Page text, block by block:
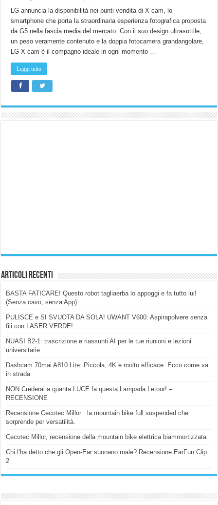
X
cam
disponibile
oggi
negozi
LG annuncia la disponibilità nei punti vendita di X cam, lo
smartphone che porta la straordinaria esperienza fotografica proposta
da G5 nella fascia media del mercato. Con il suo design ultrasottile,
un peso veramente contenuto e la doppia fotocamera grandangolare,
LG X cam è il compagno ideale in ogni momento …
Leggi tutto
Articoli Recenti
BASTA FATICARE! Questo robot tagliaerba lo appoggi e fa tutto lui!
(Senza cavo, senza App)
PULISCE e SI SVUOTA DA SOLA! UWANT V600: Aspirapolvere senza
fili con LASER VERDE!
NUASI B2-1: trascrizione e riassunti AI per le tue riunioni e lezioni
universitarie
Dashcam 70mai A810 Lite: Piccola, 4K e molto efficace. Ecco come va
in strada
NON Crederai a quanta LUCE fa questa Lampada Letour! –
RECENSIONE
Recensione Cecotec Millor : la mountain bike full suspended che
sorprende per versatilità.
Cecotec Millor, recensione della mountain bike elettrica biammortizzata.
Chi l’ha detto che gli Open-Ear suonano male? Recensione EarFun Clip
2